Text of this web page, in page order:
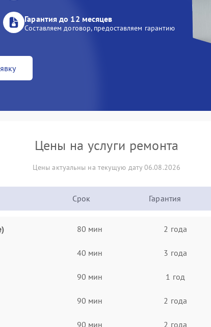
Гарантия до 12 месяцев
Составляем договор, предоставляем гарантию
Цены на услуги ремонта
Цены актуальны на текущую дату 06.08.2026
Срок Гарантия
80 мин 2 года
40 мин 3 года
90 мин 1 год
90 мин 2 года
90 мин 2 года